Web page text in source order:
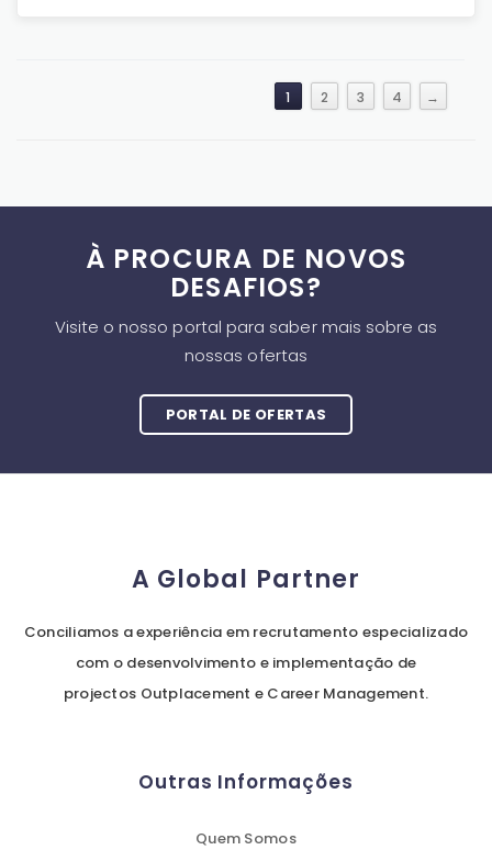
1 2 3 4 →
À PROCURA DE NOVOS
DESAFIOS?
Visite o nosso portal para saber mais sobre as
nossas ofertas
PORTAL DE OFERTAS
A Global Partner
Conciliamos a experiência em recrutamento especializado
com o desenvolvimento e implementação de
projectos Outplacement e Career Management.
Outras Informações
Quem Somos